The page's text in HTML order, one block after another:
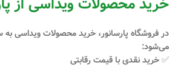
خرید محصولات ویداسی از
در فروشگاه پارسانور، خرید محصولات ویداسی به
می‌شود:
✅ خریدنقدیبا قیمت رقابتی